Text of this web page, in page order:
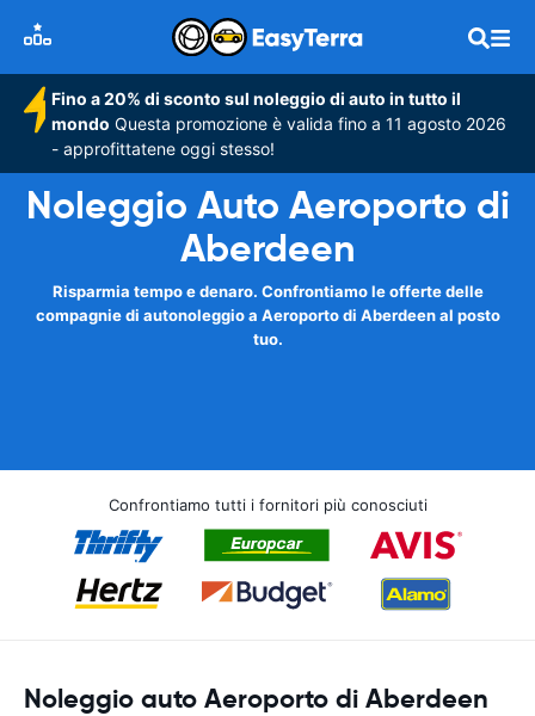
Fino a 20% di sconto sul noleggio di auto in tutto il
mondo Questa promozione è valida fino a 11 agosto 2026
- approfittatene oggi stesso!
Noleggio Auto Aeroporto di
Aberdeen
Risparmia tempo e denaro. Confrontiamo le offerte delle
compagnie di autonoleggio a Aeroporto di Aberdeen al posto
tuo.
Confrontiamo tutti i fornitori più conosciuti
Noleggio auto Aeroporto di Aberdeen